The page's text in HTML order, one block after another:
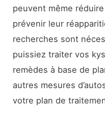
peuvent même
prévenir leur
recherches sont
puissiez traiter vos
remèdes à base de
autres mesures
votre plan de